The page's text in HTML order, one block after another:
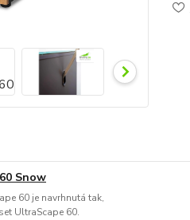
Snow
60 je navrhnutá tak,
UltraScape 60.